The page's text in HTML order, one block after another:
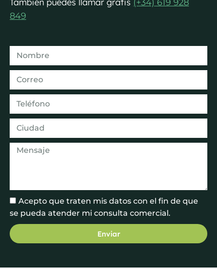
(+34) 619 928
849
Acepto que traten mis datos con el fin de que
se pueda atender mi consulta comercial.
Enviar